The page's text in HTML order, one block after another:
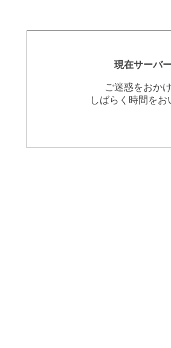
現在サーバ
ご迷惑をおか
しばらく時間を